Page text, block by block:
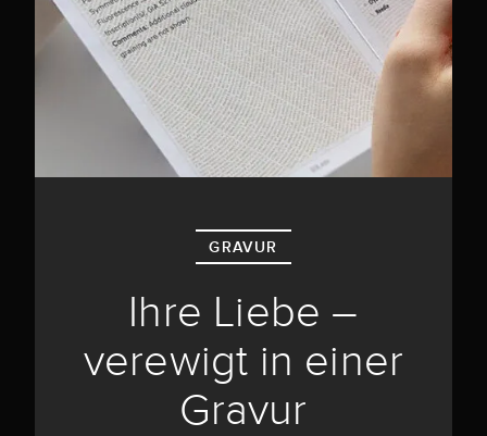
GRAVUR
Ihre Liebe –
verewigt in einer
Gravur